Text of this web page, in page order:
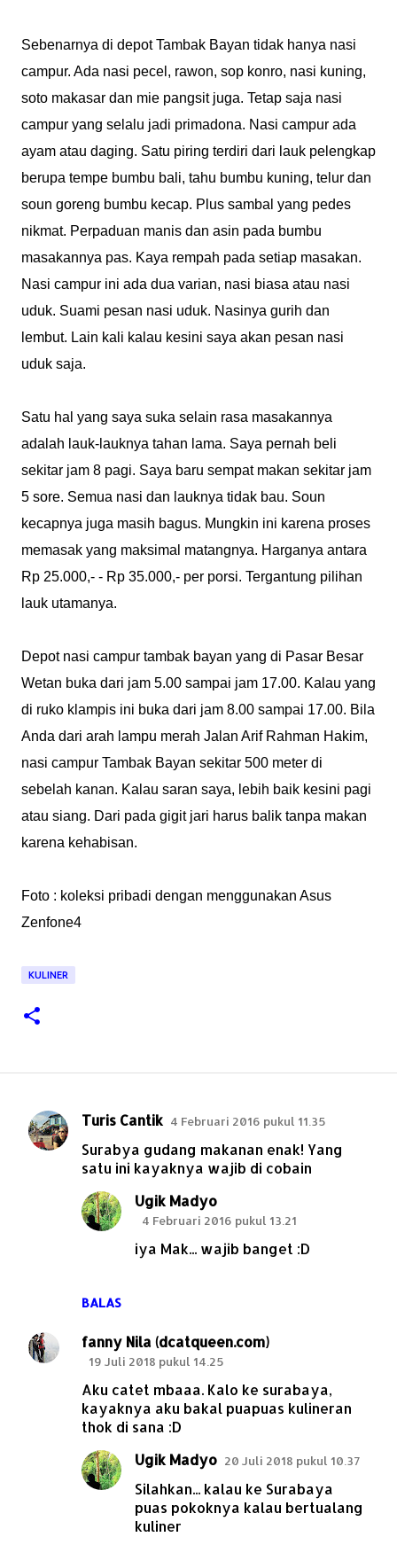
Sebenarnya di depot Tambak Bayan tidak hanya nasi
campur. Ada nasi pecel, rawon, sop konro, nasi kuning,
soto makasar dan mie pangsit juga. Tetap saja nasi
campur yang selalu jadi primadona. Nasi campur ada
ayam atau daging. Satu piring terdiri dari lauk pelengkap
berupa tempe bumbu bali, tahu bumbu kuning, telur dan
soun goreng bumbu kecap. Plus sambal yang pedes
nikmat. Perpaduan manis dan asin pada bumbu
masakannya pas. Kaya rempah pada setiap masakan.
Nasi campur ini ada dua varian, nasi biasa atau nasi
uduk. Suami pesan nasi uduk. Nasinya gurih dan
lembut. Lain kali kalau kesini saya akan pesan nasi
uduk saja.
Satu hal yang saya suka selain rasa masakannya
adalah lauk-lauknya tahan lama. Saya pernah beli
sekitar jam 8 pagi. Saya baru sempat makan sekitar jam
5 sore. Semua nasi dan lauknya tidak bau. Soun
kecapnya juga masih bagus. Mungkin ini karena proses
memasak yang maksimal matangnya. Harganya antara
Rp 25.000,- - Rp 35.000,- per porsi. Tergantung pilihan
lauk utamanya.
Depot nasi campur tambak bayan yang di Pasar Besar
Wetan buka dari jam 5.00 sampai jam 17.00. Kalau yang
di ruko klampis ini buka dari jam 8.00 sampai 17.00. Bila
Anda dari arah lampu merah Jalan Arif Rahman Hakim,
nasi campur Tambak Bayan sekitar 500 meter di
sebelah kanan. Kalau saran saya, lebih baik kesini pagi
atau siang. Dari pada gigit jari harus balik tanpa makan
karena kehabisan.
Foto : koleksi pribadi dengan menggunakan Asus
Zenfone4
KULINER
K
o
Turis Cantik 4 Februari 2016 pukul 11.35
Surabya gudang makanan enak! Yang
satu ini kayaknya wajib di cobain
BALAS
Ugik Madyo
4 Februari 2016 pukul 13.21
iya Mak... wajib banget :D
fanny Nila (dcatqueen.com)
19 Juli 2018 pukul 14.25
Aku catet mbaaa. Kalo ke surabaya,
kayaknya aku bakal puapuas kulineran
thok di sana :D
Ugik Madyo 20 Juli 2018 pukul 10.37
Silahkan... kalau ke Surabaya
puas pokoknya kalau bertualang
kuliner